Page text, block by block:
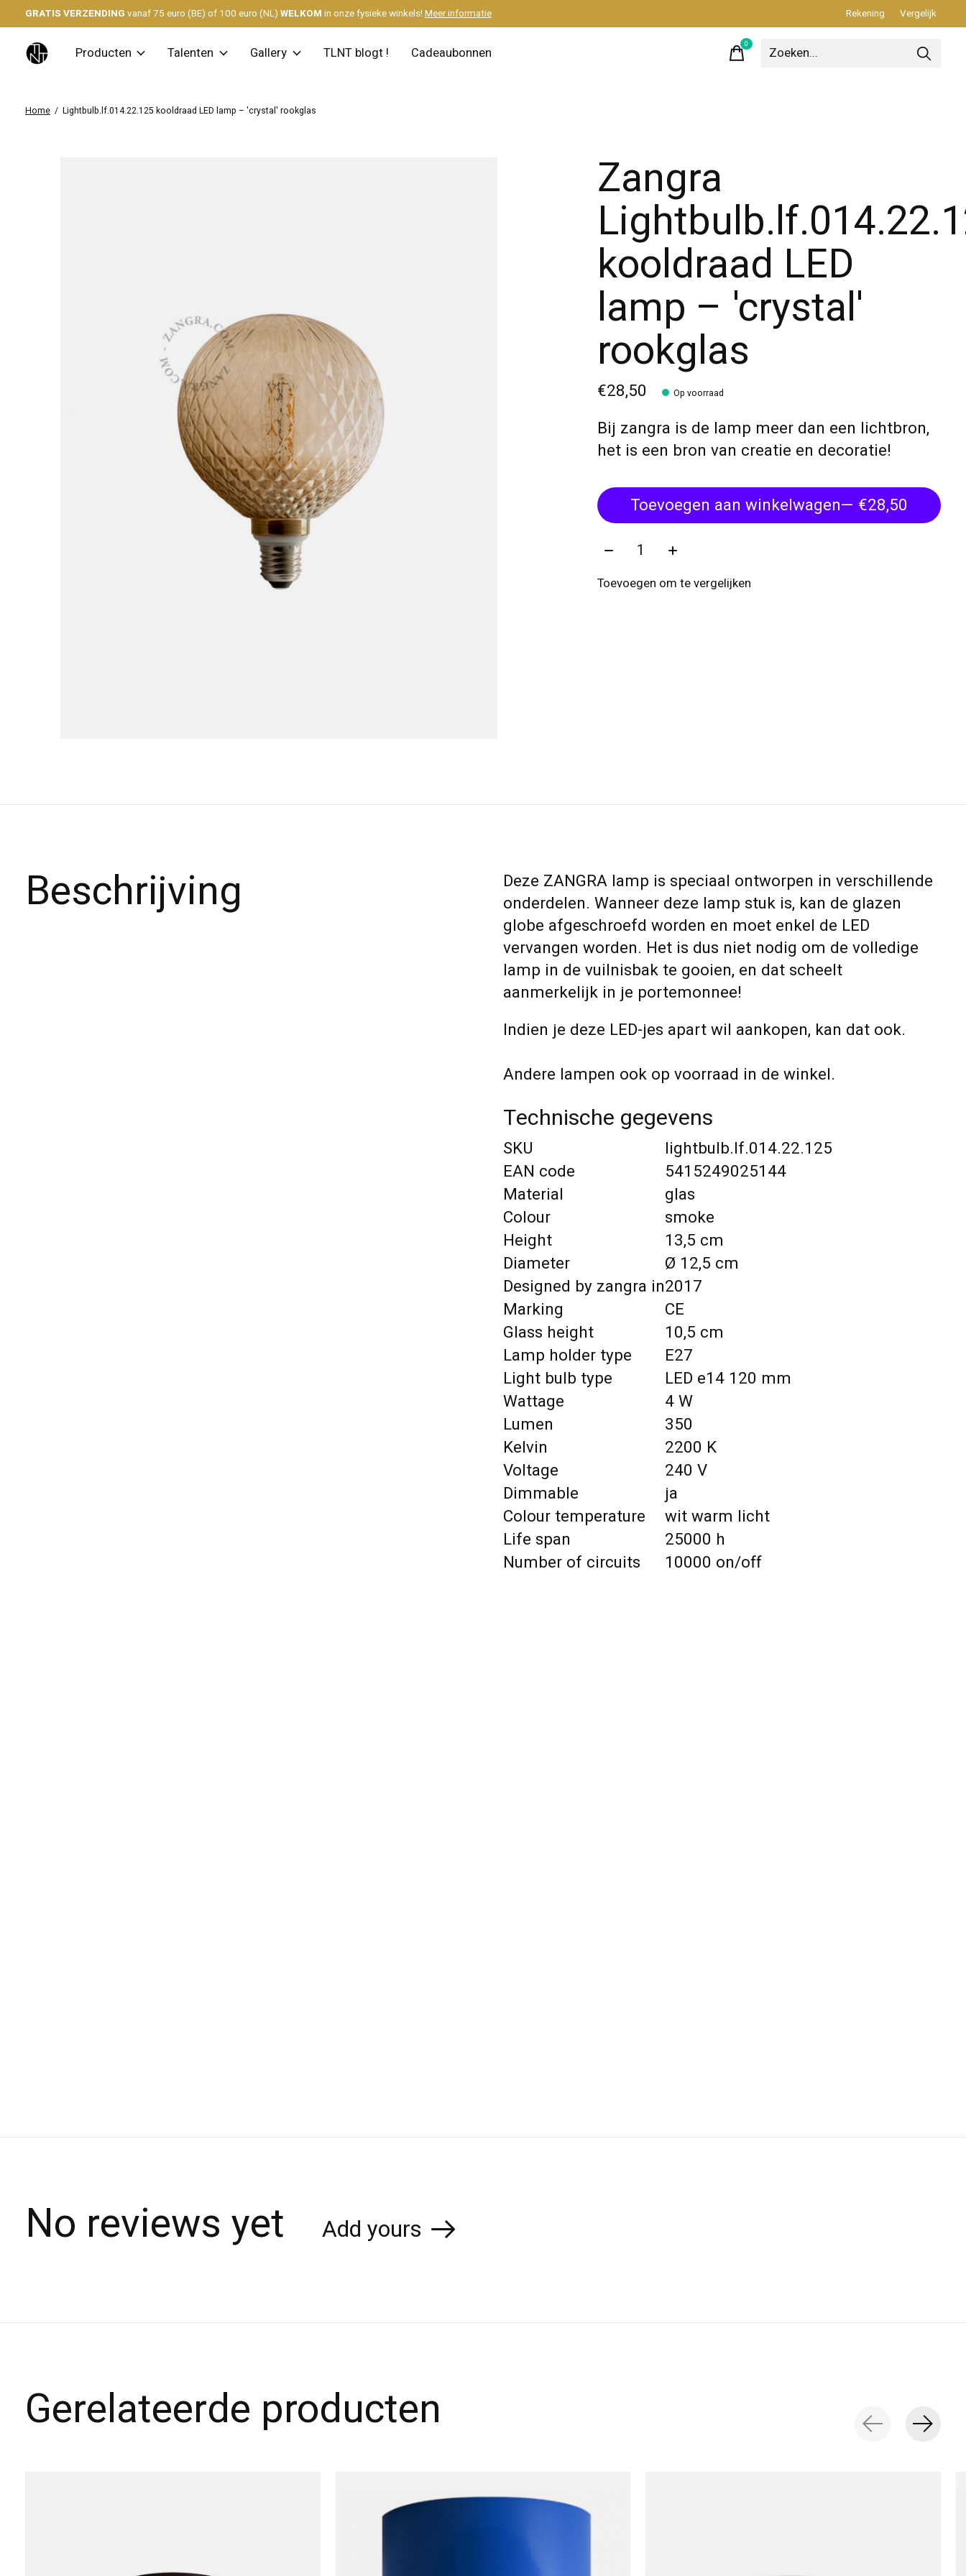
GRATIS VERZENDING vanaf 75 euro (BE) of 100 euro (NL) WELKOM in onze fysieke winkels!Meer informatie Rekening Vergelijk
Producten Talenten Gallery TLNT blogt ! Cadeaubonnen
0items
Home / Lightbulb.lf.014.22.125 kooldraad LED lamp – 'crystal' rookglas
Zangra
kooldraad LED
lamp – 'crystal'
rookglas
€28,50 Op voorraad
Bij zangra is de lamp meer dan een lichtbron,
het is een bron van creatie en decoratie!
Toevoegen aan winkelwagen
— €28,50
Aantal:
Toevoegen om te vergelijken
Beschrijving
Deze ZANGRA lamp is speciaal ontworpen in verschillende
onderdelen. Wanneer deze lamp stuk is, kan de glazen
globe afgeschroefd worden en moet enkel de LED
vervangen worden. Het is dus niet nodig om de volledige
lamp in de vuilnisbak te gooien, en dat scheelt
aanmerkelijk in je portemonnee!
Indien je deze LED-jes apart wil aankopen, kan dat ook.
Andere lampen ook op voorraad in de winkel.
Technische gegevens
SKU
lightbulb.lf.014.22.125
EAN code
5415249025144
Material
glas
Colour
smoke
Height
13,5 cm
Diameter
Ø 12,5 cm
Designed by zangra in2017
Marking
CE
Glass height
10,5 cm
Lamp holder type
E27
Light bulb type
LED e14 120 mm
Wattage
4 W
Lumen
350
Kelvin
2200 K
Voltage
240 V
Dimmable
ja
Colour temperature
wit warm licht
Life span
25000 h
Number of circuits
10000 on/off
No reviews yet Add yours
Gerelateerde producten